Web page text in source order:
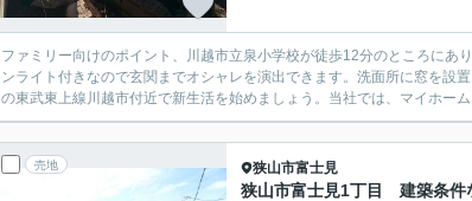
ファミリー向けのポイント、川越市立泉小学校が徒歩12分のところに
ンライト付きなので玄関までオシャレを演出できます。洗面所に窓を設
の東武東上線川越市付近で新生活を始めましょう。当社では、マイホー
売地 狭山市富士見
狭山市富士見1丁目 建築条